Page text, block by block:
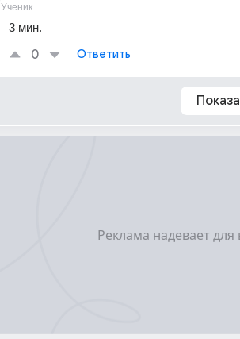
Ученик
3 мин.
0 Ответить